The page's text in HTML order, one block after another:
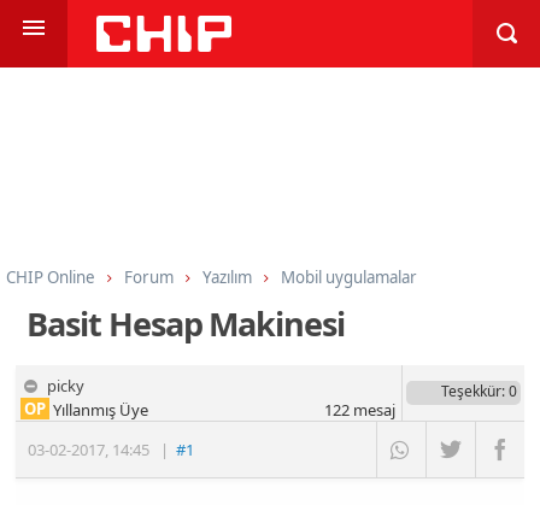
CHIP Online Forum Yazılım Mobil uygulamalar
Basit Hesap Makinesi
picky
03-02-2017, 14:45 |#1
OP Yıllanmış Üye
Teşekkür: 0
122mesaj